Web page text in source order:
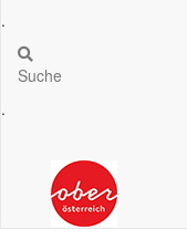
.
Suche
.